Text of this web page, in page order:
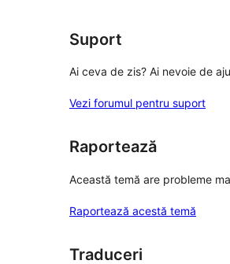
(stele)
Suport
Ai ceva de zis? Ai nevoie de
Vezi forumul pentru suport
Raportează
Această temă are probleme
Raportează acestă temă
Traduceri